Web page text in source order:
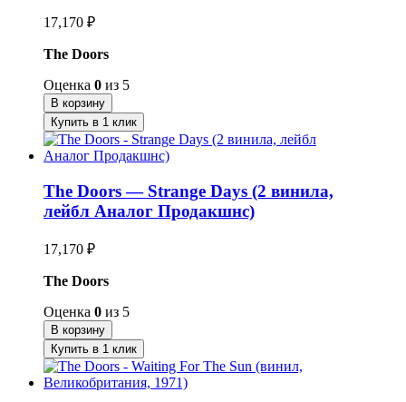
17,170 ₽
The Doors
Оценка 0 из 5
В корзину
Купить в 1 клик
The Doors — Strange Days (2 винила,
лейбл Аналог Продакшнс)
17,170 ₽
The Doors
Оценка 0 из 5
В корзину
Купить в 1 клик